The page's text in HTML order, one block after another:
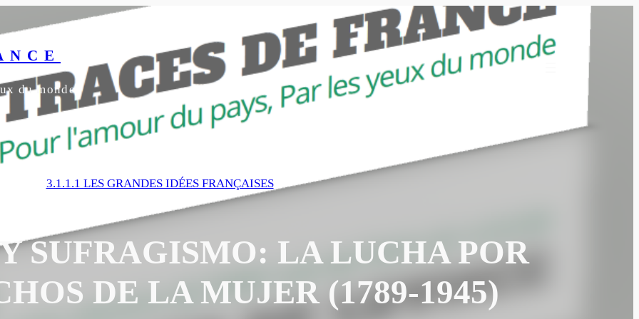
du monde
3.1.1.1 LES GRANDES IDÉES FRANÇAISES
SUFRAGISMO: LA LUCHA POR
DE LA MUJER (1789-1945)